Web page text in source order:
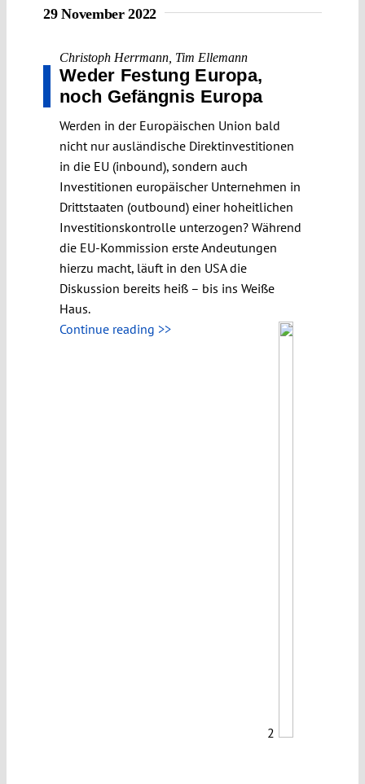
29 November 2022
Christoph Herrmann Tim Ellemann
Weder Festung Europa,
noch Gefängnis Europa
Werden in der Europäischen Union bald
nicht nur ausländische Direktinvestitionen
in die EU (inbound), sondern auch
Investitionen europäischer Unternehmen in
Drittstaaten (outbound) einer hoheitlichen
Investitionskontrolle unterzogen? Während
die EU-Kommission erste Andeutungen
hierzu macht, läuft in den USA die
Diskussion bereits heiß – bis ins Weiße
Haus.
Continue reading >>
2